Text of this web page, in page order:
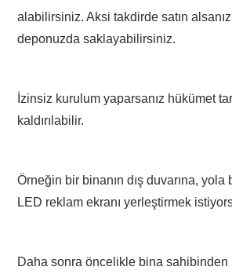
alabilirsiniz. Aksi takdirde satın
deponuzda saklayabilirsiniz.
İzinsiz kurulum yaparsanız hükümet
kaldırılabilir.
Örneğin bir binanın dış duvarına, yola
LED reklam ekranı yerleştirmek
Daha sonra öncelikle bina sahibinden